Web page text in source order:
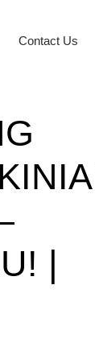
Contact Us
|